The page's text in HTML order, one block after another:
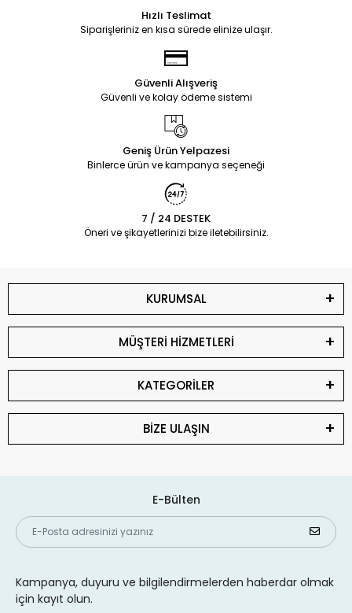
Hızlı Teslimat
Siparişleriniz en kısa sürede elinize ulaşır.
Güvenli Alışveriş
Güvenli ve kolay ödeme sistemi
Geniş Ürün Yelpazesi
Binlerce ürün ve kampanya seçeneği
7 / 24 DESTEK
Öneri ve şikayetlerinizi bize iletebilirsiniz.
KURUMSAL
MÜŞTERİ HİZMETLERİ
KATEGORİLER
BİZE ULAŞIN
E-Bülten
Kampanya, duyuru ve bilgilendirmelerden haberdar olmak
için kayıt olun.